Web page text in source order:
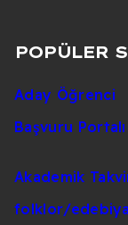
POPÜLER
Aday Öğrenci
Başvuru Portalı
Akademik
folklor/